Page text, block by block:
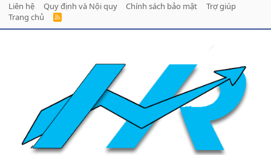
Liên hệ
Quy định và Nội quy Chính sách bảo mật
Trợ giúp
Trang chủ
R